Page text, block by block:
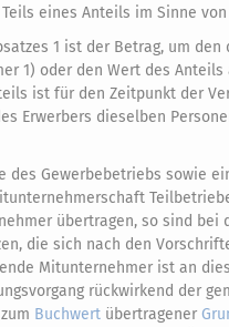
eines Anteils im Sinne
1 ist der Betrag, um
1) oder den Wert des Anteils
ist für den Zeitpunkt der
Erwerbers dieselben
des Gewerbebetriebs sowie
übertragen, so sind
die sich nach den
Mitunternehmer ist an
rückwirkend der
Buchwert übertragener